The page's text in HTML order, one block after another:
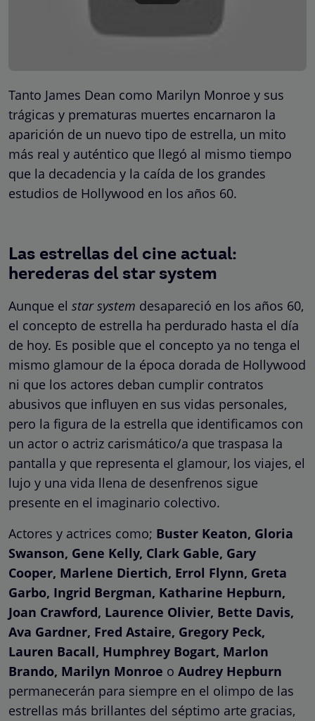
Tanto James Dean como Marilyn Monroe y sus
trágicas y prematuras muertes encarnaron la
aparición de un nuevo tipo de estrella, un mito
más real y auténtico que llegó al mismo tiempo
que la decadencia y la caída de los grandes
estudios de Hollywood en los años 60.
Las estrellas del cine actual:
herederas del star system
Aunque el star system desapareció en los años 60,
el concepto de estrella ha perdurado hasta el día
de hoy. Es posible que el concepto ya no tenga el
mismo glamour de la época dorada de Hollywood
ni que los actores deban cumplir contratos
abusivos que influyen en sus vidas personales,
pero la figura de la estrella que identificamos con
un actor o actriz carismático/a que traspasa la
pantalla y que representa el glamour, los viajes, el
lujo y una vida llena de desenfrenos sigue
presente en el imaginario colectivo.
Actores y actrices como; Buster Keaton, Gloria
Swanson, Gene Kelly, Clark Gable, Gary
Cooper, Marlene Diertich, Errol Flynn, Greta
Garbo, Ingrid Bergman, Katharine Hepburn,
Joan Crawford, Laurence Olivier, Bette Davis,
Ava Gardner, Fred Astaire, Gregory Peck,
Lauren Bacall, Humphrey Bogart, Marlon
Brando, Marilyn Monroe o Audrey Hepburn
permanecerán para siempre en el olimpo de las
estrellas más brillantes del séptimo arte gracias,